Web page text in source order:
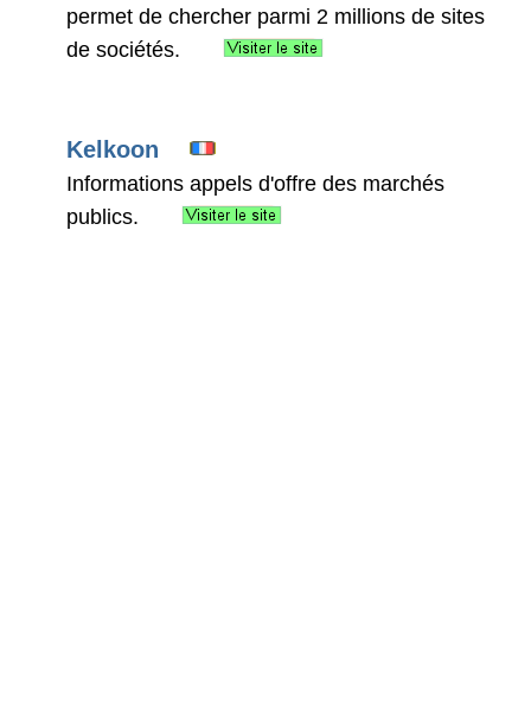
permet de chercher parmi 2 millions de sites
de sociétés.
Kelkoon
Informations appels d'offre des marchés
publics.